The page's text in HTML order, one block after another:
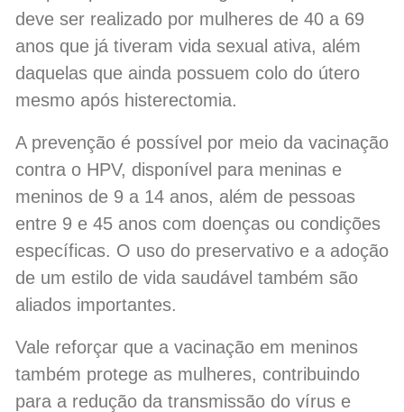
deve ser realizado por mulheres de 40 a 69
anos que já tiveram vida sexual ativa, além
daquelas que ainda possuem colo do útero
mesmo após histerectomia.
A prevenção é possível por meio da vacinação
contra o HPV, disponível para meninas e
meninos de 9 a 14 anos, além de pessoas
entre 9 e 45 anos com doenças ou condições
específicas. O uso do preservativo e a adoção
de um estilo de vida saudável também são
aliados importantes.
Vale reforçar que a vacinação em meninos
também protege as mulheres, contribuindo
para a redução da transmissão do vírus e